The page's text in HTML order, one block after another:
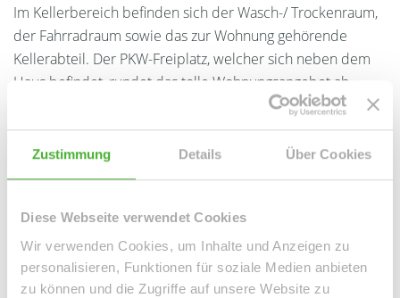
Zustimmung Details Über Cookies
Diese Webseite verwendet Cookies
Wir verwenden Cookies, um Inhalte und Anzeigen zu
personalisieren, Funktionen für soziale Medien anbieten
zu können und die Zugriffe auf unsere Website zu
Im Kellerbereich befinden sich der Wasch-/ Trockenraum,
der Fahrradraum sowie das zur Wohnung gehörende
Kellerabteil. Der PKW-Freiplatz, welcher sich neben dem
Haus befindet, rundet das tolle Wohnungsangebot ab.